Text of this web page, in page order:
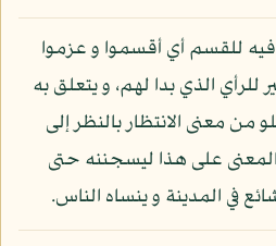
للقسم أي أقسموا و عزموا
للرأي الذي بدا لهم، و يتعلق به
معنى الانتظار بالنظر إلى
على هذا ليسجننه حتى
في المدينة و ينساه الناس.